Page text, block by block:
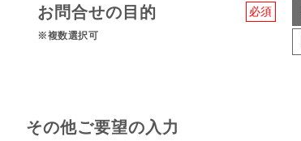
必須
お問合せの目的
※複数選択可
その他ご要望の入力